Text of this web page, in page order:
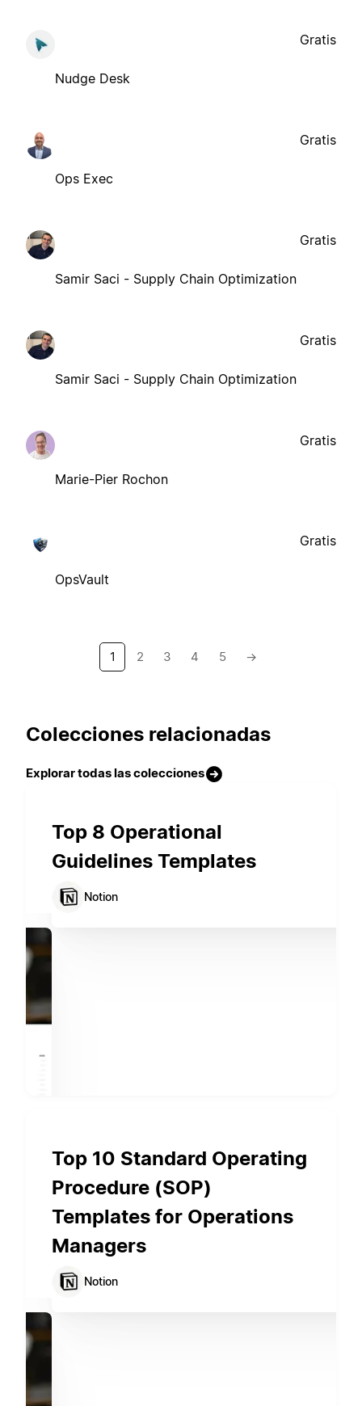
Nudge Desk
Gratis
Ops Exec
Gratis
Samir Saci - Supply Chain Optimization
Gratis
Samir Saci - Supply Chain Optimization
Gratis
Marie-Pier Rochon
Gratis
OpsVault
Gratis
1 2 3 4 5 →
Colecciones relacionadas
Explorar todas las colecciones
Top 8 Operational
Guidelines Templates
Notion
Top 10 Standard Operating
Procedure (SOP)
Templates for Operations
Managers
Notion